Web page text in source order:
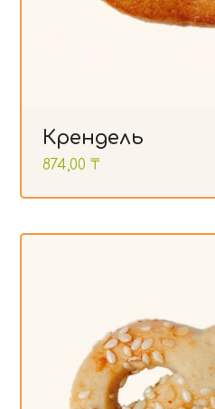
Крендель
874,00₸